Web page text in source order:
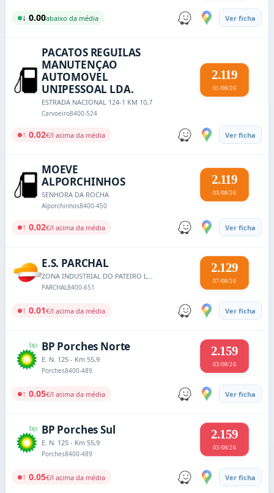
↓ 0.00abaixo da média Ver ficha
PACATOS REGUILAS
MANUTENÇAO
AUTOMOVEL
UNIPESSOAL LDA.
ESTRADA NACIONAL 124-1 KM 10,7
Carvoeiro8400-524
2.119
01/08/26
↑ 0.02€/l acima da média Ver ficha
MOEVE
ALPORCHINHOS
SENHORA DA ROCHA
Alporchinhos8400-450
2.119
03/08/26
↑ 0.02€/l acima da média Ver ficha
E.S. PARCHAL
ZONA INDUSTRIAL DO PATEIRO LOTE 1
PARCHAL8400-651
2.129
07/08/26
↑ 0.01€/l acima da média Ver ficha
BP Porches Norte
E. N. 125 - Km 55,9
Porches8400-489
2.159
03/08/26
↑ 0.05€/l acima da média Ver ficha
BP Porches Sul
E. N. 125 - Km 55,9
Porches8400-489
2.159
03/08/26
↑ 0.05€/l acima da média Ver ficha